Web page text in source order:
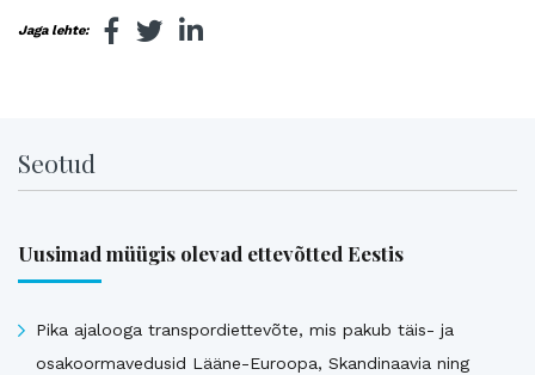
Jaga lehte:
Seotud
Uusimad müügis olevad ettevõtted Eestis
Pika ajalooga transpordiettevõte, mis pakub täis- ja
osakoormavedusid Lääne-Euroopa, Skandinaavia ning